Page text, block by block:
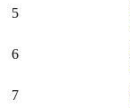
5
6
7